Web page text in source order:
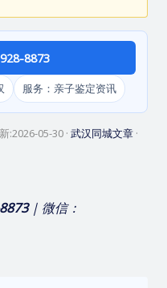
8873
服务：亲子鉴定资讯
:2026-05-30· 武汉同城文章·
| 微信：